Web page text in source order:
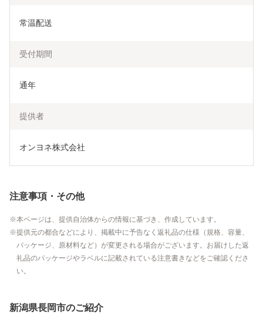
常温配送
受付期間
通年
提供者
オンヨネ株式会社
注意事項・その他
本ページは、提供自治体からの情報に基づき、作成しています。
提供元の都合などにより、掲載中に予告なく返礼品の仕様（規格、容量、
パッケージ、原材料など）が変更される場合がございます。お届けした返
礼品のパッケージやラベルに記載されている注意書きなどをご確認くださ
い。
新潟県長岡市のご紹介